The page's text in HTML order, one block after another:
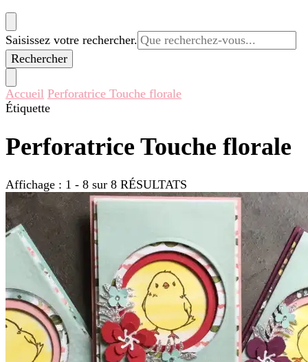
Vous
recherchiez
quelque
Saisissez votre rechercher.
Accueil Perforatrice Touche florale
Étiquette
Perforatrice Touche florale
Affichage : 1 - 8 sur 8 RÉSULTATS